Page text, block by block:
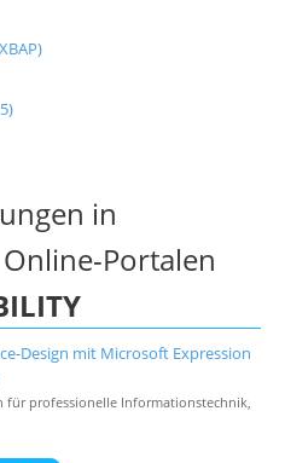
in
Portalen
Design mit Microsoft Expression
für professionelle Informationstechnik,